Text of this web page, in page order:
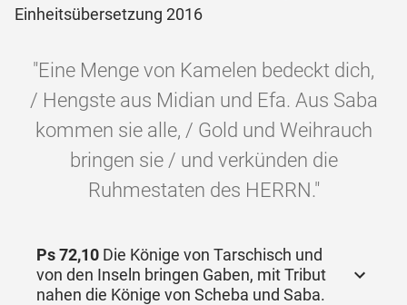
Einheitsübersetzung 2016
"Eine Menge von Kamelen bedeckt dich,
/ Hengste aus Midian und Efa. Aus Saba
kommen sie alle, / Gold und Weihrauch
bringen sie / und verkünden die
Ruhmestaten des HERRN."
Ps 72,10 Die Könige von Tarschisch und
von den Inseln bringen Gaben, mit Tribut
nahen die Könige von Scheba und Saba.